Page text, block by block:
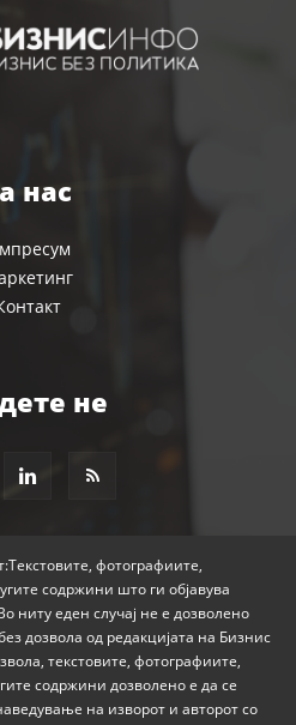
нас
не
фотографиите,
содржини што ги објавува
ниту еден случај не е дозволено
дозвола од редакцијата на Бизнис
текстовите, фотографиите,
содржини дозволено е да се
на изворот и авторот со